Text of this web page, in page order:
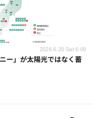
2026.6.20 Sat 6:00
ー」が太陽光ではなく蓄